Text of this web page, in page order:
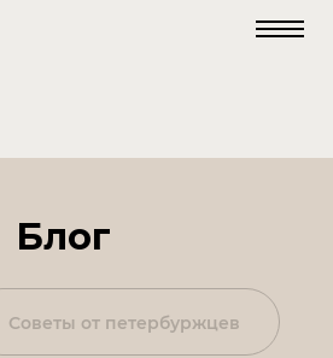
Блог
Советы от петербуржцев